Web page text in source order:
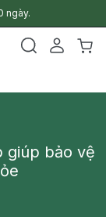
ngày.
giúp bảo vệ